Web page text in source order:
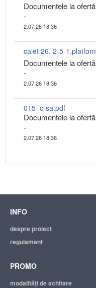
Documentele la ofertă
-
2.07.26 18:36
Documentele la ofertă
-
2.07.26 18:36
015_c-sa.pdf
Documentele la ofertă
-
2.07.26 18:36
INFO
despre proiect
regulament
PROMO
modalităţi de achitare